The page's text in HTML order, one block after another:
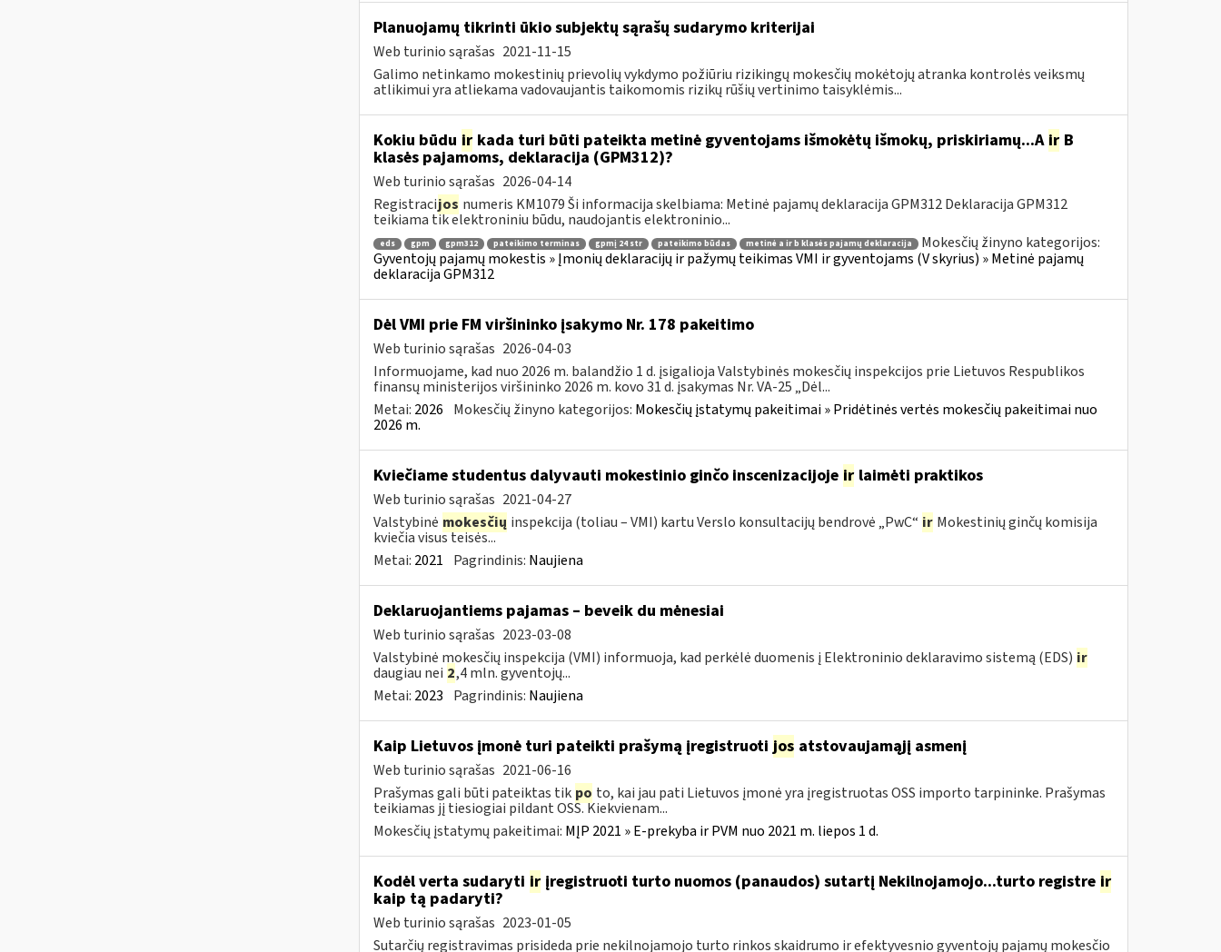
Planuojamų tikrinti ūkio subjektų sąrašų sudarymo kriterijai
Web turinio sąrašas 2021-11-15
Galimo netinkamo mokestinių prievolių vykdymo požiūriu rizikingų mokesčių mokėtojų atranka kontrolės veiksmų
atlikimui yra atliekama vadovaujantis taikomomis rizikų rūšių vertinimo taisyklėmis...
Kokiu būdu irkada turi būti pateikta metinė gyventojams išmokėtų išmokų, priskiriamų...A irB
klasės pajamoms, deklaracija (GPM312)?
Web turinio sąrašas 2026-04-14
Registracijos numeris KM1079 Ši informacija skelbiama: Metinė pajamų deklaracija GPM312 Deklaracija GPM312
teikiama tik elektroniniu būdu, naudojantis elektroninio...
eds gpm gpm312 pateikimo terminas gpmį 24 str pateikimo būdas metinė a ir b klasės pajamų deklaracija
Mokesčių žinyno kategorijos:
Gyventojų pajamų mokestis » Įmonių deklaracijų ir pažymų teikimas VMI ir gyventojams (V skyrius) » Metinė pajamų
deklaracija GPM312
Dėl VMI prie FM viršininko įsakymo Nr. 178 pakeitimo
Web turinio sąrašas 2026-04-03
Informuojame, kad nuo 2026 m. balandžio 1 d. įsigalioja Valstybinės mokesčių inspekcijos prie Lietuvos Respublikos
finansų ministerijos viršininko 2026 m. kovo 31 d. įsakymas Nr. VA-25 „Dėl...
Metai: 2026 Mokesčių žinyno kategorijos: Mokesčių įstatymų pakeitimai » Pridėtinės vertės mokesčių pakeitimai nuo
2026 m.
Kviečiame studentus dalyvauti mokestinio ginčo inscenizacijoje irlaimėti praktikos
Web turinio sąrašas 2021-04-27
Valstybinė mokesčių inspekcija (toliau – VMI) kartu Verslo konsultacijų bendrovė „PwC“ ir Mokestinių ginčų komisija
kviečia visus teisės...
Metai: 2021 Pagrindinis: Naujiena
Deklaruojantiems pajamas – beveik du mėnesiai
Web turinio sąrašas 2023-03-08
Valstybinė mokesčių inspekcija (VMI) informuoja, kad perkėlė duomenis į Elektroninio deklaravimo sistemą (EDS) ir
daugiau nei 2,4 mln. gyventojų...
Metai: 2023 Pagrindinis: Naujiena
Kaip Lietuvos įmonė turi pateikti prašymą įregistruoti jos atstovaujamąjį asmenį
Web turinio sąrašas 2021-06-16
Prašymas gali būti pateiktas tik po to, kai jau pati Lietuvos įmonė yra įregistruotas OSS importo tarpininke. Prašymas
teikiamas jį tiesiogiai pildant OSS. Kiekvienam...
Mokesčių įstatymų pakeitimai: MĮP 2021 » E-prekyba ir PVM nuo 2021 m. liepos 1 d.
Kodėl verta sudaryti irįregistruoti turto nuomos (panaudos) sutartį Nekilnojamojo...turto registre ir
kaip tą padaryti?
Web turinio sąrašas 2023-01-05
Sutarčių registravimas prisideda prie nekilnojamojo turto rinkos skaidrumo ir efektyvesnio gyventojų pajamų mokesčio